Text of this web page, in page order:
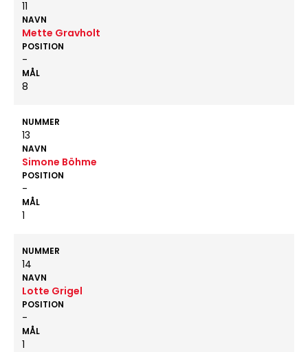
11
NAVN
Mette Gravholt
POSITION
-
MÅL
8
NUMMER
13
NAVN
Simone Böhme
POSITION
-
MÅL
1
NUMMER
14
NAVN
Lotte Grigel
POSITION
-
MÅL
1